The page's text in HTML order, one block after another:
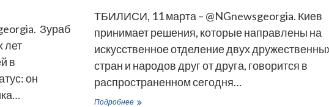
Зураб
лет
в
он
ТБИЛИСИ, 11 марта – @NGnewsgeorgia. Киев
принимает решения, которые направлены на
искусственное отделение двух
стран и народов друг от друга, говорится в
распространенном сегодня…
ПодробнееПравительство